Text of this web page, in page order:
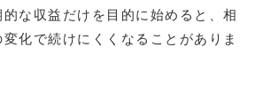
な収益だけを目的に始めると、相
化で続けにくくなることがありま